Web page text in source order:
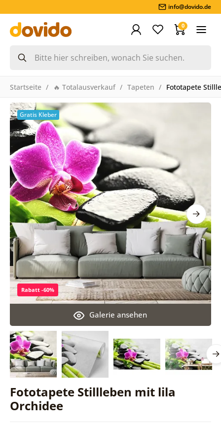
info@dovido.de
0
Startseite 🔥 Totalausverkauf Tapeten Fototapete
Fototapete Stillleben mit lila
Orchidee
Galerie ansehen
Rabatt -60%
Gratis Kleber